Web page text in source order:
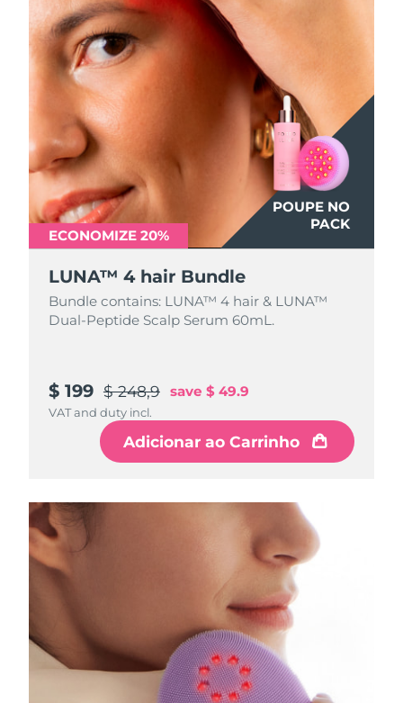
POUPE NO
PACK
ECONOMIZE 20%
LUNA™ 4 hair Bundle
Bundle contains: LUNA™ 4 hair & LUNA™
Dual-Peptide Scalp Serum 60mL.
$ 199 $ 248,9 save $ 49.9
VAT and duty incl.
Adicionar ao Carrinho